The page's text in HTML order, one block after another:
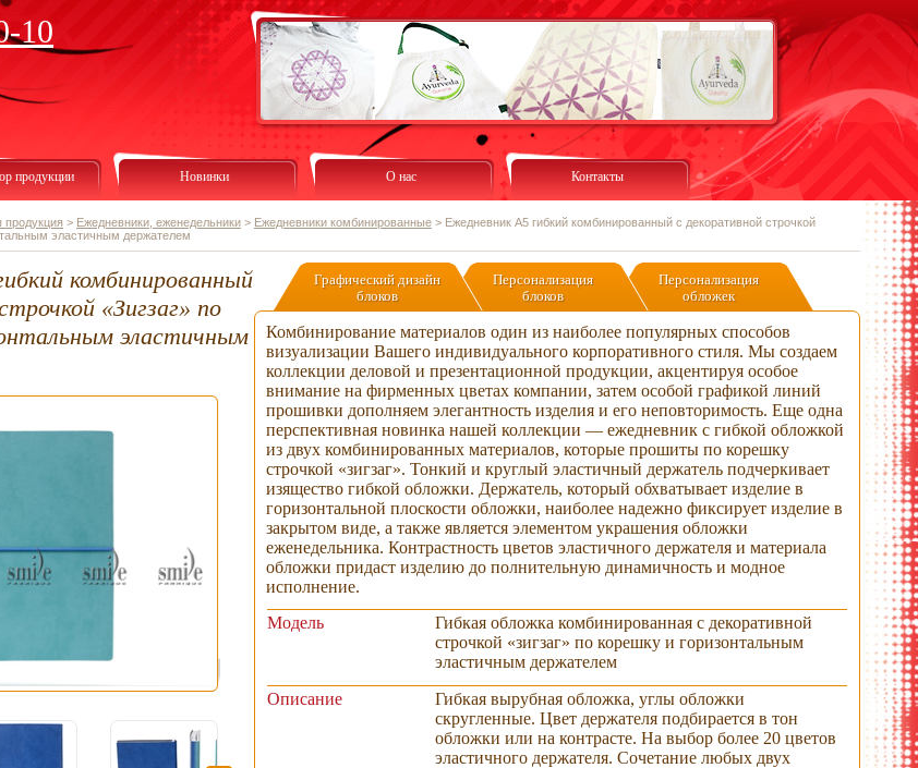
10
продукции Новинки О нас Контакты
продукция > Ежедневники, еженедельники > Ежедневники комбинированные > Ежедневник А5 гибкий комбинированный с декоративной строчкой
эластичным держателем
комбинированный
«Зигзаг» по
эластичным
Графический дизайн
блоков
Персонализация
блоков
Персонализация
обложек
Комбинирование материалов один из наиболее популярных способов
визуализации Вашего индивидуального корпоративного стиля. Мы создаем
коллекции деловой и презентационной продукции, акцентируя особое
внимание на фирменных цветах компании, затем особой графикой линий
прошивки дополняем элегантность изделия и его неповторимость. Еще одна
перспективная новинка нашей коллекции — ежедневник с гибкой обложкой
из двух комбинированных материалов, которые прошиты по корешку
строчкой «зигзаг». Тонкий и круглый эластичный держатель подчеркивает
изящество гибкой обложки. Держатель, который обхватывает изделие в
горизонтальной плоскости обложки, наиболее надежно фиксирует изделие в
закрытом виде, а также является элементом украшения обложки
еженедельника. Контрастность цветов эластичного держателя и материала
обложки придаст изделию до полнительную динамичность и модное
исполнение.
Модель
Гибкая обложка комбинированная с декоративной
строчкой «зигзаг» по корешку и горизонтальным
эластичным держателем
Описание
Гибкая вырубная обложка, углы обложки
скругленные. Цвет держателя подбирается в тон
обложки или на контрасте. На выбор более 20 цветов
эластичного держателя. Сочетание любых двух